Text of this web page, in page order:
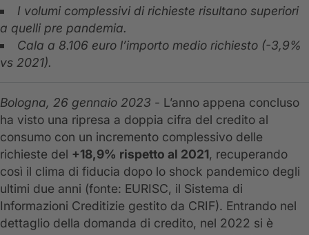
I volumi complessivi di richieste risultano superiori
a quelli pre pandemia.
Cala a 8.106 euro l’importo medio richiesto (-3,9%
vs 2021).
Bologna, 26 gennaio 2023 - L’anno appena concluso
ha visto una ripresa a doppia cifra del credito al
consumo con un incremento complessivo delle
richieste del +18,9% rispetto al 2021, recuperando
così il clima di fiducia dopo lo shock pandemico degli
ultimi due anni (fonte: EURISC, il Sistema di
Informazioni Creditizie gestito da CRIF). Entrando nel
dettaglio della domanda di credito, nel 2022 si è